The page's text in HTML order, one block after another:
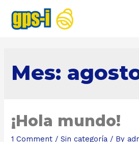
Mes:
¡Hola mundo!
1 Comment /Sin categoría / By